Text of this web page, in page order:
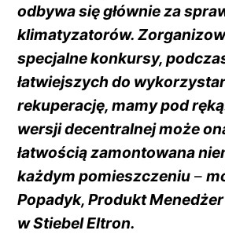
odbywa się głównie za
klimatyzatorów.
specjalne konkursy,
łatwiejszych do
rekuperację, mamy pod
wersji decentralnej może
łatwością zamontowana
każdym pomieszczeniu –
Popadyk, Produkt
w Stiebel Eltron.